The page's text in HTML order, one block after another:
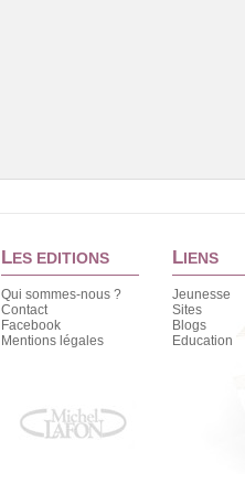
LES EDITIONS
Qui sommes-nous ?
Contact
Facebook
Mentions légales
LIENS
Jeunesse
Sites
Blogs
Education